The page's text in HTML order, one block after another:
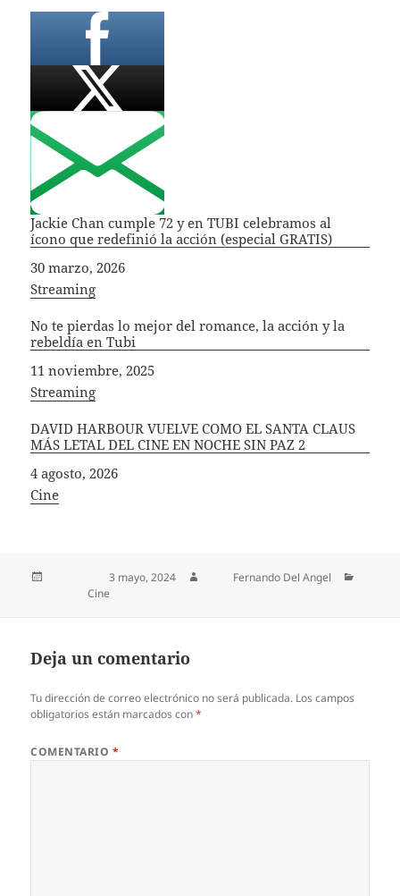
Jackie Chan cumple 72 y en TUBI celebramos al
ícono que redefinió la acción (especial GRATIS)
Fecha
30 marzo, 2026
In relation to
Streaming
No te pierdas lo mejor del romance, la acción y la
rebeldía en Tubi
Fecha
11 noviembre, 2025
In relation to
Streaming
DAVID HARBOUR VUELVE COMO EL SANTA CLAUS
MÁS LETAL DEL CINE EN NOCHE SIN PAZ 2
Fecha
4 agosto, 2026
In relation to
Cine
Publicado el3 mayo, 2024
Fernando Del Angel
CategoríasCine
Deja un comentario
Tu dirección de correo electrónico no será publicada. Los campos
obligatorios están marcados con*
COMENTARIO *